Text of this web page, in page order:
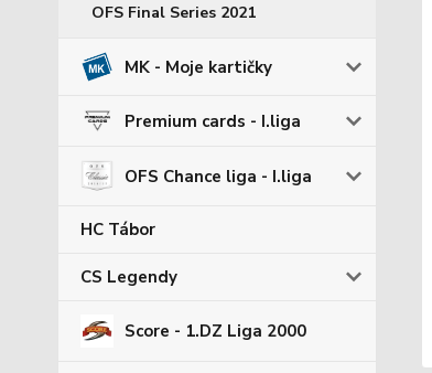
OFS Final Series 2021
MK - Moje kartičky
Premium cards - I.liga
OFS Chance liga - I.liga
HC Tábor
CS Legendy
Score - 1.DZ Liga 2000